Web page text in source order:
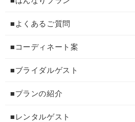
■よくあるご質問
■コーディネート案
■ブライダルゲスト
■プランの紹介
■レンタルゲスト